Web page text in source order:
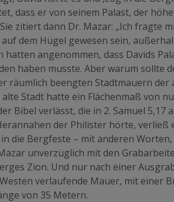
dass er von seinem Palast, der
zitiert dann Dr. Mazar: „Ich fragte
dem Hügel gewesen sein,
hatten angenommen, dass Davids
haben musste. Aber warum sollte
räumlich beengten Stadtmauern
alte Stadt hatte ein Flächenmaß von
Bibel verlässt, die in 2. Samuel
der Philister hörte,
in die Bergfeste – mit anderen
unverzüglich mit den
Zion. Und nur nach einer
verlaufende Mauer, mit einer
von 35 Metern.